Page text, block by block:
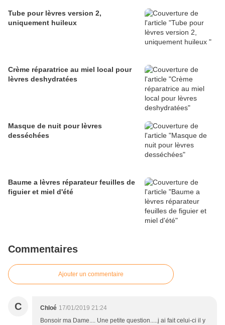
Tube pour lèvres version 2,
uniquement huileux
Crème réparatrice au miel local pour
lèvres deshydratées
Masque de nuit pour lèvres
desséchées
Baume a lèvres réparateur feuilles de
figuier et miel d'été
Commentaires
Ajouter un commentaire
C Chloé 17/01/2019 21:24
Bonsoir ma Dame.... Une petite question.....j ai fait celui-ci il y